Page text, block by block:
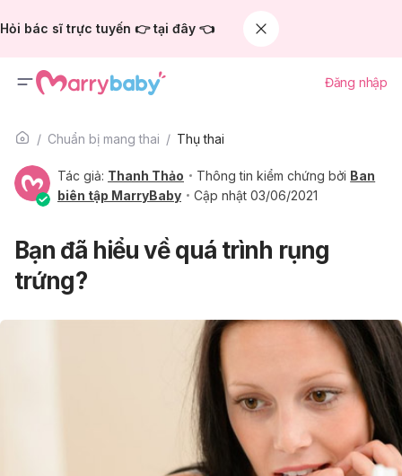
Hỏi bác sĩ trực tuyến 👉 tại đây 👈
Đăng nhập
Chuẩn bị mang thai Thụ thai
Tác giả: Thanh Thảo Thông tin kiểm chứng bởi Ban
biên tập MarryBaby
Cập nhật 03/06/2021
Bạn đã hiểu về quá trình rụng
trứng?